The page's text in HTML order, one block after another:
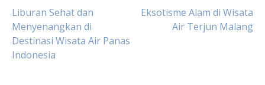
Post
navigation
Liburan Sehat dan
Menyenangkan di
Destinasi Wisata Air Panas
Indonesia
Eksotisme Alam di Wisata
Air Terjun Malang